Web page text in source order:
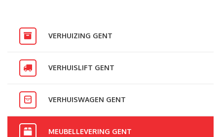
VERHUIZING GENT
VERHUISLIFT GENT
VERHUISWAGEN GENT
MEUBELLEVERING GENT